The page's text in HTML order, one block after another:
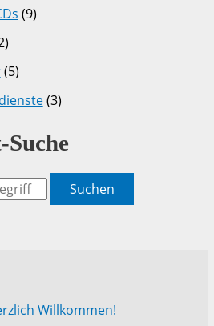
(9)
(5)
(3)
Suchen
Willkommen!